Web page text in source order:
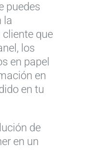
puedes
la
que
los
en papel
en
en tu
de
en un